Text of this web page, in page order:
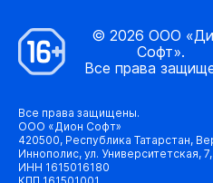
© 2026 ООО
Софт».
Все права
Все права защищены.
ООО «Дион Софт»
420500, Республика Татарстан,
Иннополис, ул. Университетская,
ИНН 1615016180